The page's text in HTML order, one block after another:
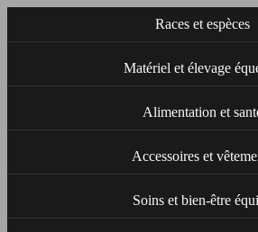
Races et espèces
Matériel et élevage
Alimentation et
Accessoires et
Soins et bien-être